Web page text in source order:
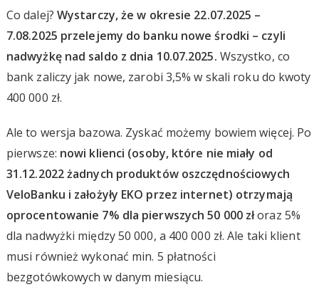
Co dalej? Wystarczy, że w okresie 22.07.2025 –
7.08.2025 przelejemy do banku nowe środki – czyli
nadwyżkę nad saldo z dnia 10.07.2025. Wszystko, co
bank zaliczy jak nowe, zarobi 3,5% w skali roku do kwoty
400 000 zł.
Ale to wersja bazowa. Zyskać możemy bowiem więcej. Po
pierwsze: nowi klienci (osoby, które nie miały od
31.12.2022 żadnych produktów oszczędnościowych
VeloBanku i założyły EKO przez internet) otrzymają
oprocentowanie 7% dla pierwszych 50 000 złoraz 5%
dla nadwyżki między 50 000, a 400 000 zł. Ale taki klient
musi również wykonać min. 5 płatności
bezgotówkowych w danym miesiącu.